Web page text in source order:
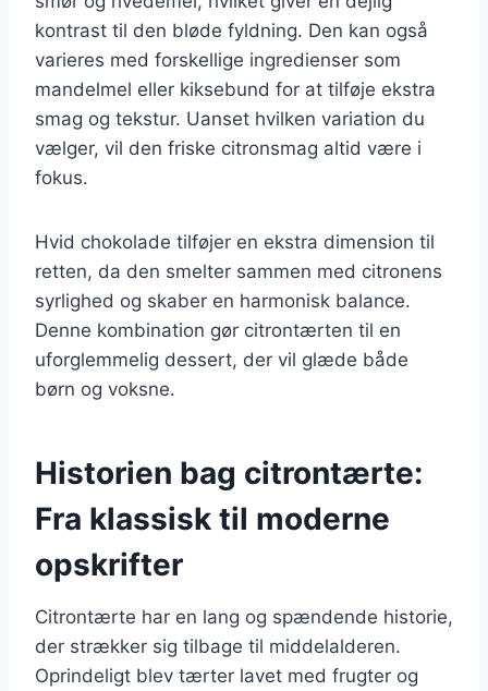
kontrast til den bløde fyldning. Den kan også
varieres med forskellige ingredienser som
mandelmel eller kiksebund for at tilføje ekstra
smag og tekstur. Uanset hvilken variation du
vælger, vil den friske citronsmag altid være i
fokus.
Hvid chokolade tilføjer en ekstra dimension til
retten, da den smelter sammen med citronens
syrlighed og skaber en harmonisk balance.
Denne kombination gør citrontærten til en
uforglemmelig dessert, der vil glæde både
børn og voksne.
Historien bag citrontærte:
Fra klassisk til moderne
opskrifter
Citrontærte har en lang og spændende historie,
der strækker sig tilbage til middelalderen.
Oprindeligt blev tærter lavet med frugter og